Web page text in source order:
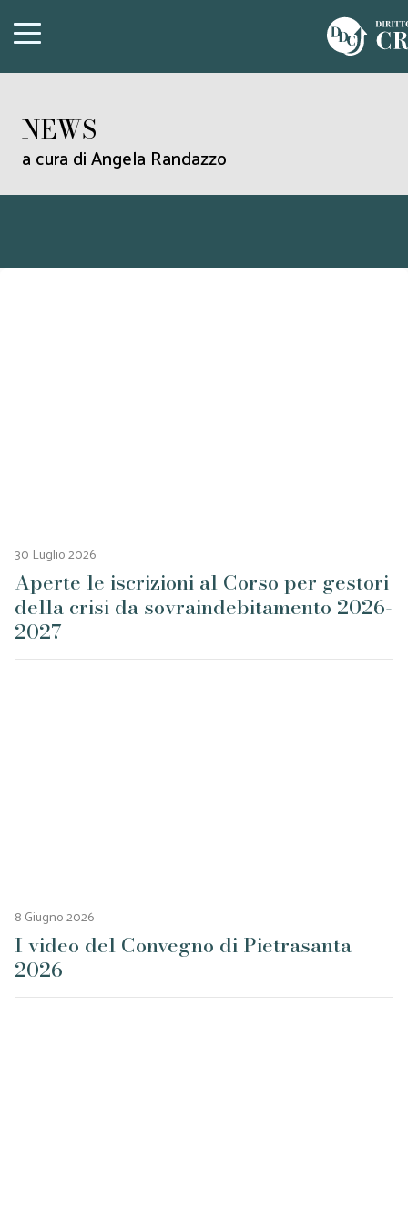
NEWS
a cura di Angela Randazzo
30 Luglio 2026
Aperte le iscrizioni al Corso per gestori
della crisi da sovraindebitamento 2026-
2027
8 Giugno 2026
I video del Convegno di Pietrasanta
2026